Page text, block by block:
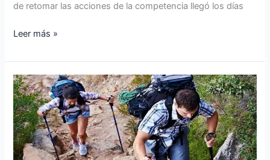
de retomar las acciones de la competencia llegó los días
Leer más »
BASTONES
DE
MONTAÑA
DISTANCE
CARBON
Z